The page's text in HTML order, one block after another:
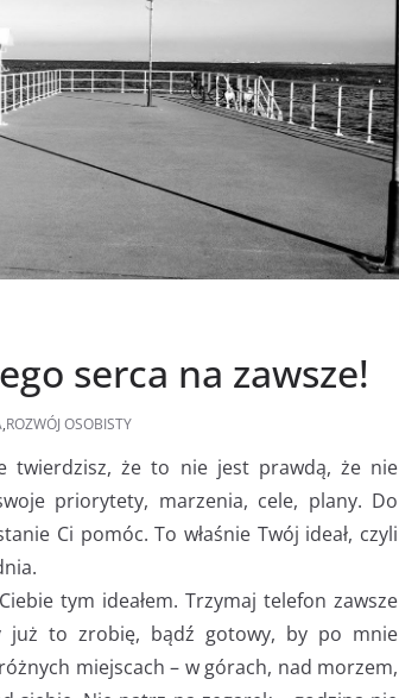
serca na zawsze!
,ROZWÓJ OSOBISTY
twierdzisz, że to nie jest prawdą, że nie
priorytety, marzenia, cele, plany. Do
Ci pomóc. To właśnie Twój ideał, czyli
tym ideałem. Trzymaj telefon zawsze
już to zrobię, bądź gotowy, by po mnie
miejscach – w górach, nad morzem,